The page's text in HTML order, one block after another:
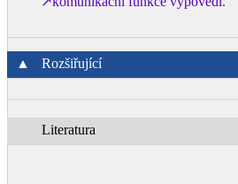
▲ Rozšiřující
Literatura